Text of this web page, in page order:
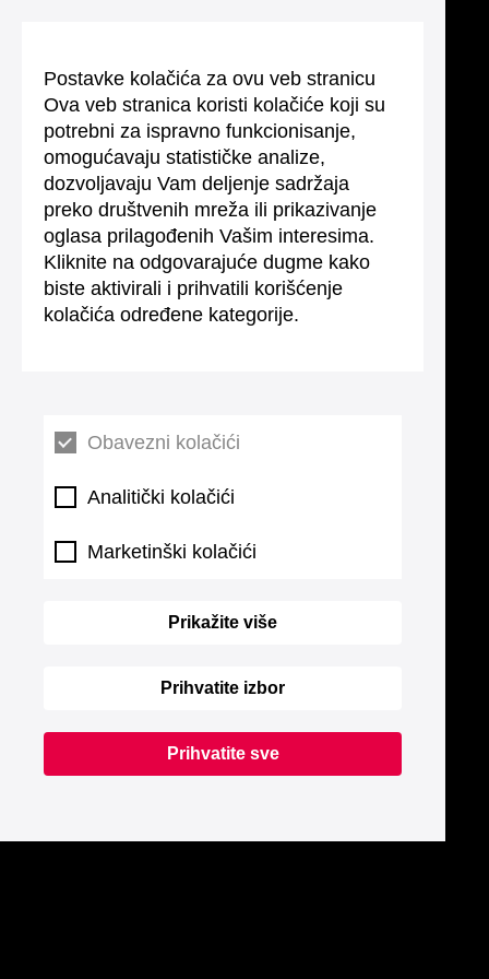
Postavke kolačića za ovu veb stranicu
Ova veb stranica koristi kolačiće koji su
potrebni za ispravno funkcionisanje,
omogućavaju statističke analize,
dozvoljavaju Vam deljenje sadržaja
preko društvenih mreža ili prikazivanje
oglasa prilagođenih Vašim interesima.
Kliknite na odgovarajuće dugme kako
biste aktivirali i prihvatili korišćenje
kolačića određene kategorije.
Obavezni kolačići
Analitički kolačići
Marketinški kolačići
Prikažite više
Prihvatite izbor
Prihvatite sve